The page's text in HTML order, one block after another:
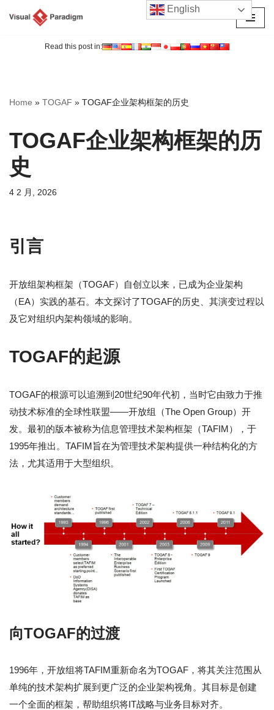
Read this post in:
Home » TOGAF » TOGAF企业架构框架的历史
TOGAF企业架构框架的历
史
4 2 月, 2026
引言
开放组架构框架（TOGAF）自创立以来，已成为企业架构
（EA）实践的基石。本文探讨了TOGAF的历史、其演变过程以
及它对组织内架构领域的影响。
TOGAF的起源
TOGAF的根源可以追溯到20世纪90年代初，当时它由致力于推
动技术标准的全球性联盟——开放组（The Open Group）开
发。最初的版本被称为信息管理技术架构框架（TAFIM），于
1995年推出。TAFIM旨在为管理技术架构提供一种结构化的方
法，尤其适用于大型组织。
向TOGAF的过渡
1996年，开放组将TAFIM重新命名为TOGAF，将其关注范围从
单纯的技术架构扩展到更广泛的企业架构视角。其目标是创建
一个全面的框架，帮助组织将IT战略与业务目标对齐。
English